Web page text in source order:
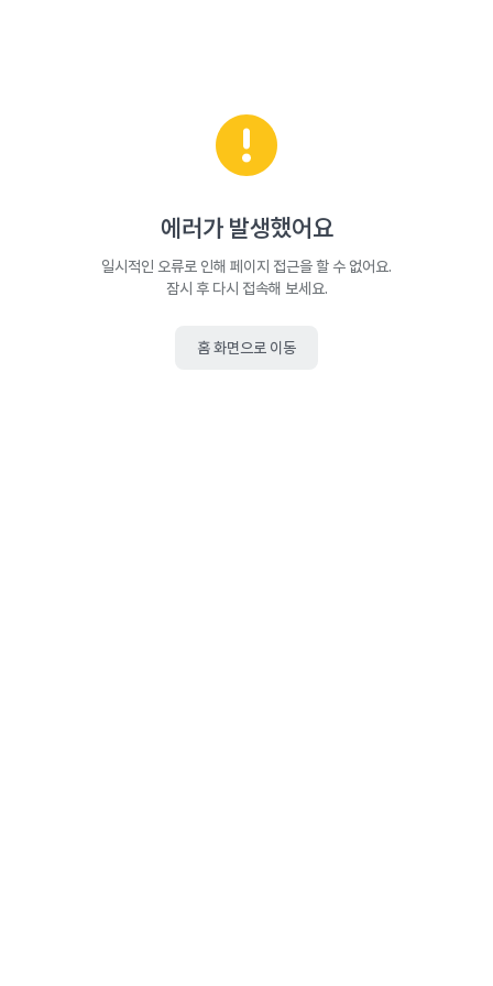
에러가 발생했어요
일시적인 오류로 인해 페이지 접근을 할 수 없어요.
잠시 후 다시 접속해 보세요.
홈 화면으로 이동